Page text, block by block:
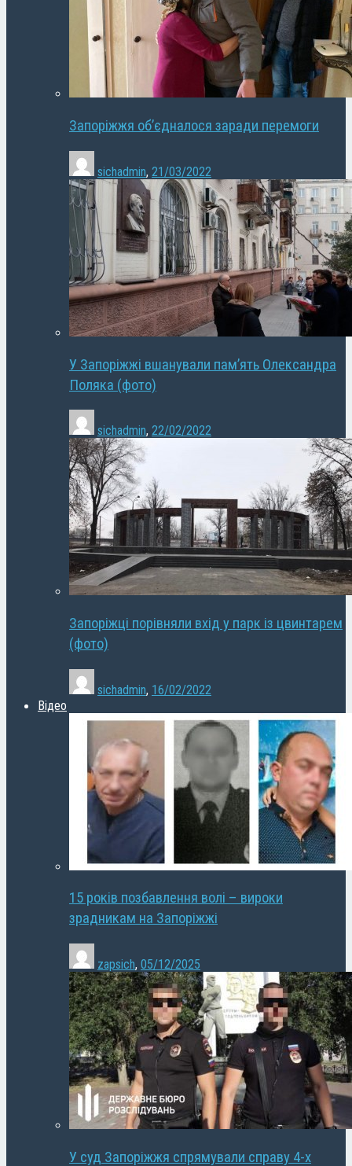
Запоріжжя об’єдналося заради перемоги
sichadmin, 21/03/2022
У Запоріжжі вшанували пам’ять Олександра
Поляка (фото)
sichadmin, 22/02/2022
Запоріжці порівняли вхід у парк із цвинтарем
(фото)
sichadmin, 16/02/2022
Відео
15 років позбавлення волі – вироки
зрадникам на Запоріжжі
zapsich, 05/12/2025
У суд Запоріжжя спрямували справу 4-х